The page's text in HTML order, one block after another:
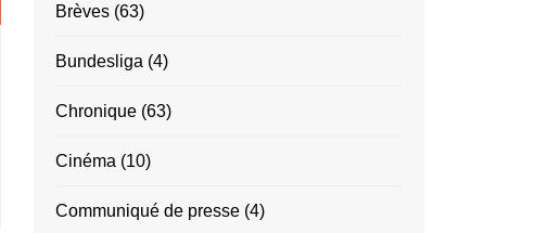
Brèves (63)
Bundesliga (4)
Chronique (63)
Cinéma (10)
Communiqué de presse (4)